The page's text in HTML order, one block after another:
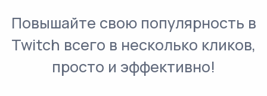
Повышайте свою популярность в
Twitch всего в несколько кликов,
просто и эффективно!